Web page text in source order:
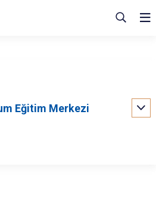
Eğitim Merkezi